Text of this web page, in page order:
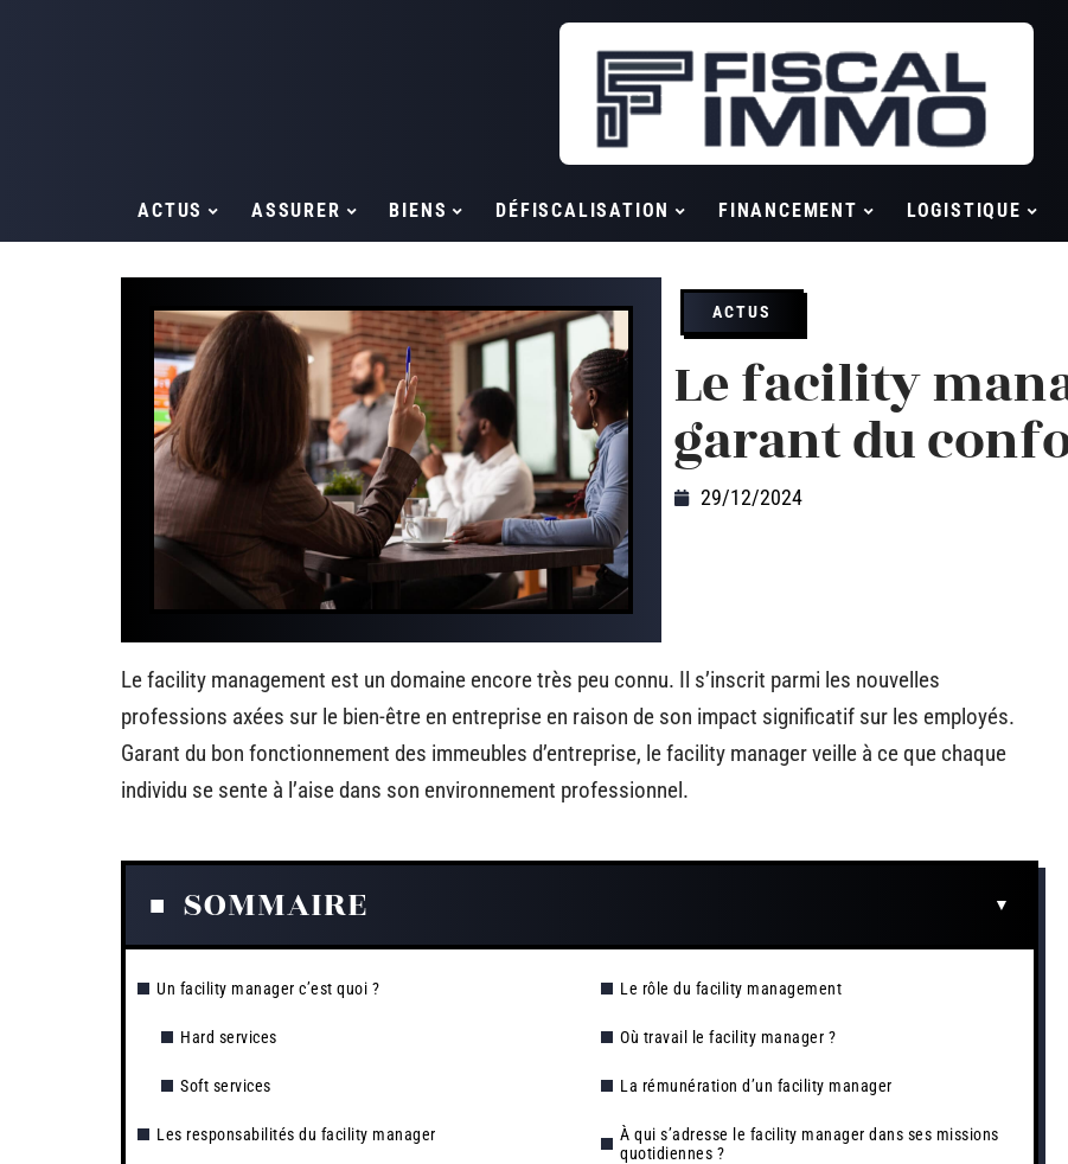
ACTUS ASSURER BIENS DÉFISCALISATION FINANCEMENT LOGISTIQUE
ACTUS
Le facility
garant du
29/12/2024
Le facility management est un domaine encore très peu connu. Il s’inscrit parmi les nouvelles
professions axées sur le bien-être en entreprise en raison de son impact significatif sur les employés.
Garant du bon fonctionnement des immeubles d’entreprise, le facility manager veille à ce que chaque
individu se sente à l’aise dans son environnement professionnel.
SOMMAIRE
Un facility manager c’est quoi ?
Hard services
Soft services
Les responsabilités du facility manager
Le rôle du facility management
Où travail le facility manager ?
La rémunération d’un facility manager
À qui s’adresse le facility manager dans ses missions
quotidiennes ?